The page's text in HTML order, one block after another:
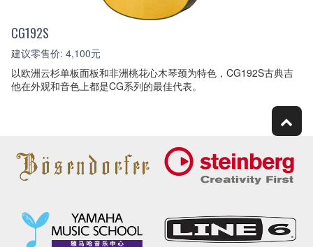
CG192S
建议零售价: 4,100元
以欧洲云杉单板面板和非洲桃花心木琴颈为特色，CG192S古典吉
他在外观和音色上都是CG系列的最佳代表。